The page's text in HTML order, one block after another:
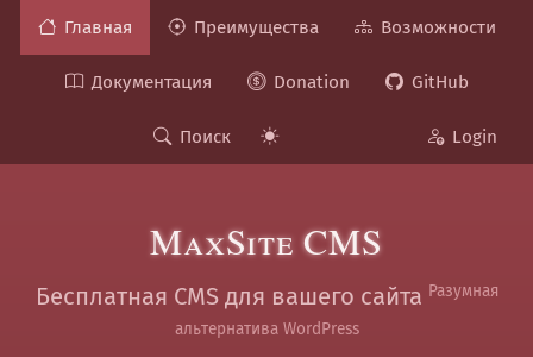
Главная Преимущества Возможности
Документация Donation GitHub
Поиск Login
MaxSite CMS
Бесплатная CMS для вашего сайта Разумная
альтернатива WordPress